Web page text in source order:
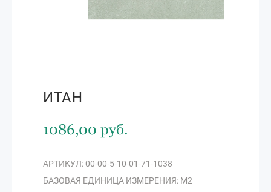
ИТАН
1086,00 руб.
АРТИКУЛ: 00-00-5-10-01-71-1038
БАЗОВАЯ ЕДИНИЦА ИЗМЕРЕНИЯ: М2